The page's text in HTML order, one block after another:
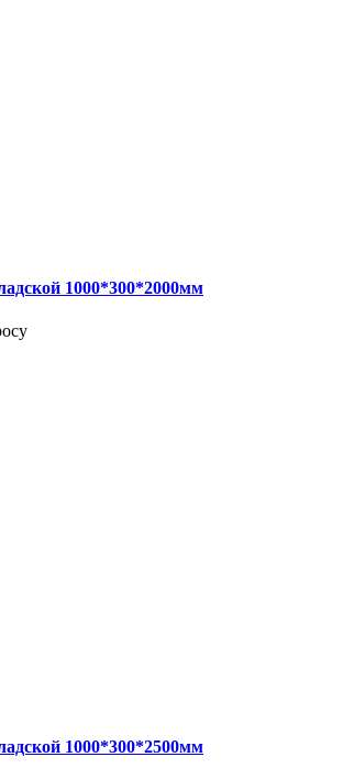
1000*300*2000мм
1000*300*2500мм